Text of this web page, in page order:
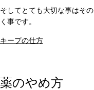
そしてとても大切な事はそ
く事です。
キープの仕方
薬のやめ方